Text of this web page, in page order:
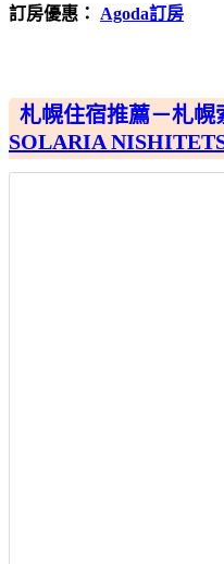
訂房優惠： Agoda訂房
札幌住宿推薦－札幌
SOLARIA